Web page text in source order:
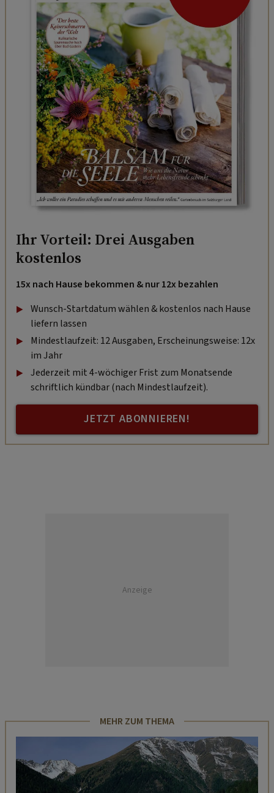
Ihr Vorteil: Drei Ausgaben
kostenlos
15x nach Hause bekommen & nur 12x bezahlen
Wunsch-Startdatum wählen & kostenlos nach Hause
liefern lassen
Mindestlaufzeit: 12 Ausgaben, Erscheinungsweise: 12x
im Jahr
Jederzeit mit 4-wöchiger Frist zum Monatsende
schriftlich kündbar (nach Mindestlaufzeit).
JETZT ABONNIEREN!
Anzeige
MEHR ZUM THEMA